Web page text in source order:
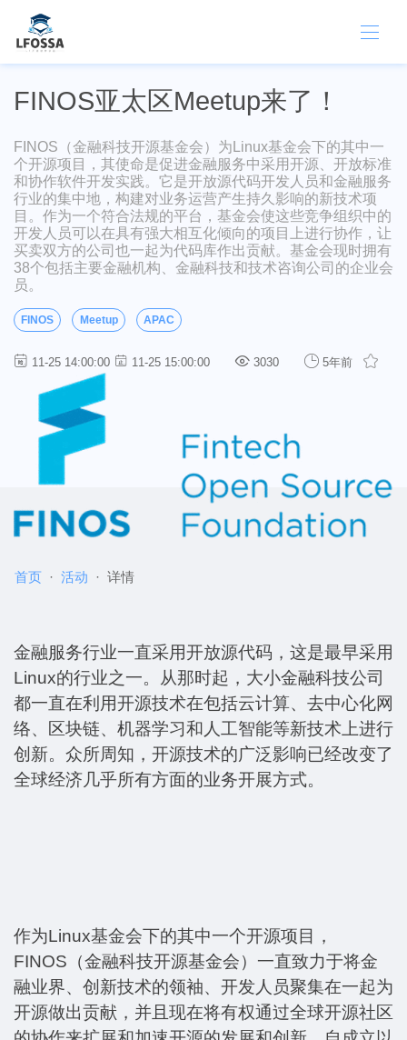
FINOS亚太区Meetup来了！
FINOS（金融科技开源基金会）为Linux基金会下的其中一
个开源项目，其使命是促进金融服务中采用开源、开放标准
和协作软件开发实践。它是开放源代码开发人员和金融服务
行业的集中地，构建对业务运营产生持久影响的新技术项
目。作为一个符合法规的平台，基金会使这些竞争组织中的
开发人员可以在具有强大相互化倾向的项目上进行协作，让
买卖双方的公司也一起为代码库作出贡献。基金会现时拥有
38个包括主要金融机构、金融科技和技术咨询公司的企业会
员。
FINOS Meetup APAC
11-25 14:00:00 11-25 15:00:00 3030 5年前
首页 活动 详情
金融服务行业一直采用开放源代码，这是最早采用
Linux的行业之一。从那时起，大小金融科技公司
都一直在利用开源技术在包括云计算、去中心化网
络、区块链、机器学习和人工智能等新技术上进行
创新。众所周知，开源技术的广泛影响已经改变了
全球经济几乎所有方面的业务开展方式。
作为Linux基金会下的其中一个开源项目，
FINOS（金融科技开源基金会）一直致力于将金
融业界、创新技术的领袖、开发人员聚集在一起为
开源做出贡献，并且现在将有权通过全球开源社区